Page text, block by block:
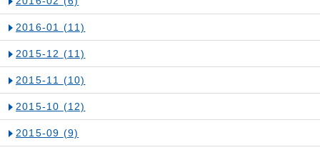
2016-01 (11)
2015-12 (11)
2015-11 (10)
2015-10 (12)
2015-09 (9)